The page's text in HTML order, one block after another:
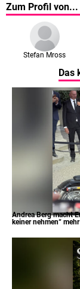
Zum Profil von...
Stefan Mross
Das
Andrea Berg macht
keiner nehmen“